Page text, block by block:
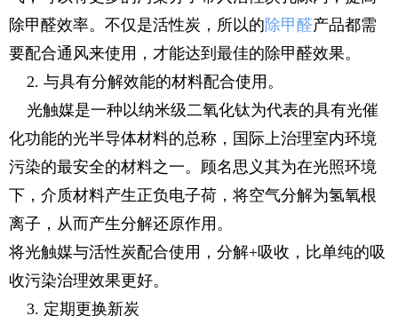
除甲醛效率。不仅是活性炭，所以的 除甲醛产品都需
要配合通风来使用，才能达到最佳的除甲醛效果。
2. 与具有分解效能的材料配合使用。
光触媒是一种以纳米级二氧化钛为代表的具有光催
化功能的光半导体材料的总称，国际上治理室内环境
污染的最安全的材料之一。顾名思义其为在光照环境
下，介质材料产生正负电子荷，将空气分解为氢氧根
离子，从而产生分解还原作用。
将光触媒与活性炭配合使用，分解+吸收，比单纯的吸
收污染治理效果更好。
3. 定期更换新炭